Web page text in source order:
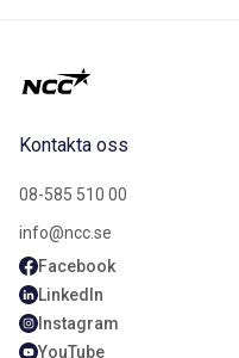
Kontakta oss
08-585 510 00
info@ncc.se
Facebook
LinkedIn
Instagram
YouTube